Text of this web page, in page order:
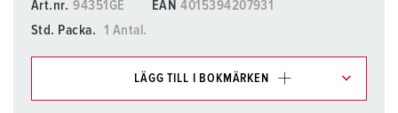
Art.nr. 94351GE EAN 4015394207931
Std. Packa.
1 Antal.
LÄGG TILL I BOKMÄRKEN